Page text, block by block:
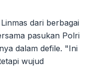
dari berbagai
pasukan Polri
dalam defile. "Ini
wujud